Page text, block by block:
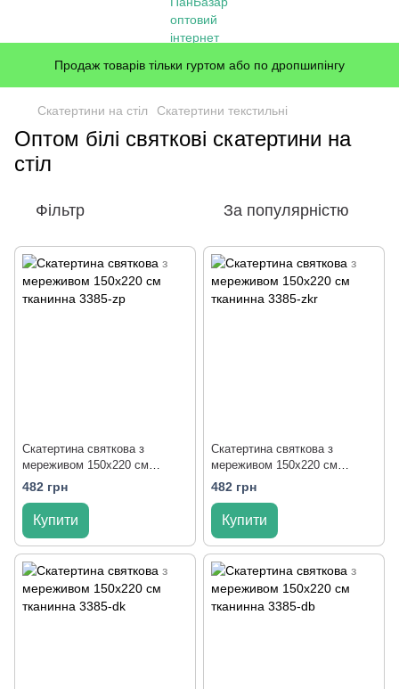
Продаж товарів тільки гуртом або по дропшипінгу
Скатертини на стіл Скатертини текстильні
Оптом білі святкові скатертини на
стіл
Фільтр За популярністю
Скатертина святкова з
мереживом 150x220 см
тканинна 3385-zp
482 грн
Купити
Скатертина святкова з
мереживом 150x220 см
тканинна 3385-zkr
482 грн
Купити